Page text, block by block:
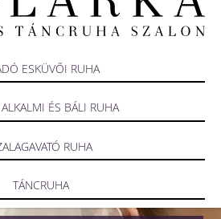
ESKÜVŐI RUHA
ÉS BÁLI RUHA
RUHA
TÁNCRUHA